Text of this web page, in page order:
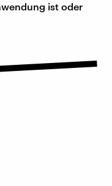
ist oder